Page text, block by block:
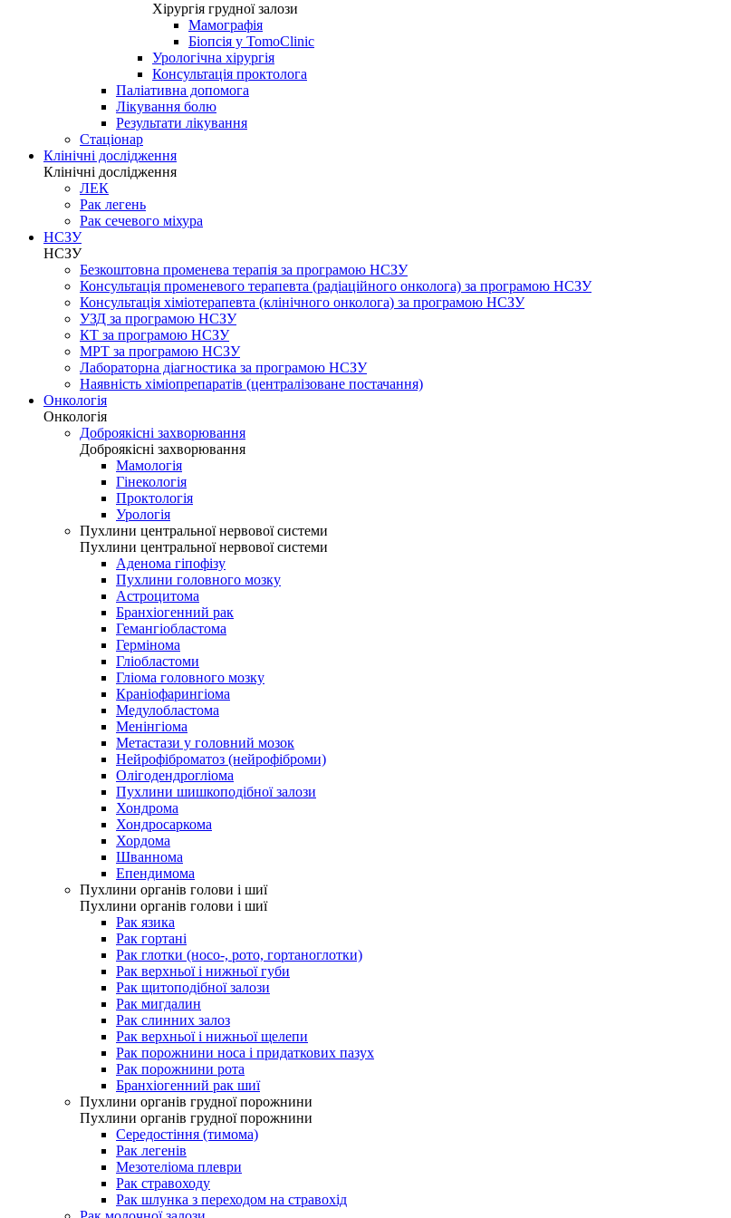
Хірургія грудної залози
Мамографія
Біопсія у TomoClinic
Урологічна хірургія
Консультація проктолога
Паліативна допомога
Лікування болю
Результати лікування
Стаціонар
Клінічні дослідження
Клінічні дослідження
ЛЕК
Рак легень
Рак сечевого міхура
НСЗУ
НСЗУ
Безкоштовна променева терапія за програмою НСЗУ
Консультація променевого терапевта (радіаційного онколога) за програмою НСЗУ
Консультація хіміотерапевта (клінічного онколога) за програмою НСЗУ
УЗД за програмою НСЗУ
КТ за програмою НСЗУ
МРТ за програмою НСЗУ
Лабораторна діагностика за програмою НСЗУ
Наявність хіміопрепаратів (централізоване постачання)
Онкологія
Онкологія
Доброякісні захворювання
Доброякісні захворювання
Мамологія
Гінекологія
Проктологія
Урологія
Пухлини центральної нервової системи
Пухлини центральної нервової системи
Аденома гіпофізу
Пухлини головного мозку
Астроцитома
Бранхіогенний рак
Гемангіобластома
Гермінома
Гліобластоми
Гліома головного мозку
Краніофарингіома
Медулобластома
Менінгіома
Метастази у головний мозок
Нейрофіброматоз (нейрофіброми)
Олігодендрогліома
Пухлини шишкоподібної залози
Хондрома
Хондросаркома
Хордома
Шваннома
Епендимома
Пухлини органів голови і шиї
Пухлини органів голови і шиї
Рак язика
Рак гортані
Рак глотки (носо-, рото, гортаноглотки)
Рак верхньої і нижньої губи
Рак щитоподібної залози
Рак мигдалин
Рак слинних залоз
Рак верхньої і нижньої щелепи
Рак порожнини носа і придаткових пазух
Рак порожнини рота
Бранхіогенний рак шиї
Пухлини органів грудної порожнини
Пухлини органів грудної порожнини
Середостіння (тимома)
Рак легенів
Мезотеліома плеври
Рак стравоходу
Рак шлунка з переходом на стравохід